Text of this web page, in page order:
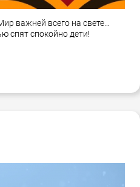
важней всего на свете...
спят спокойно дети!